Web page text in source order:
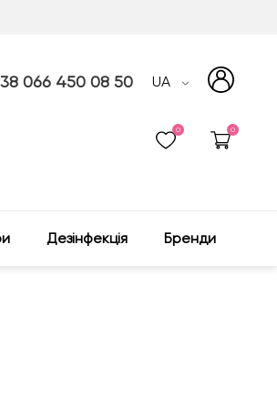
066 450 08 50 UA
0 0
Дезінфекція Бренди